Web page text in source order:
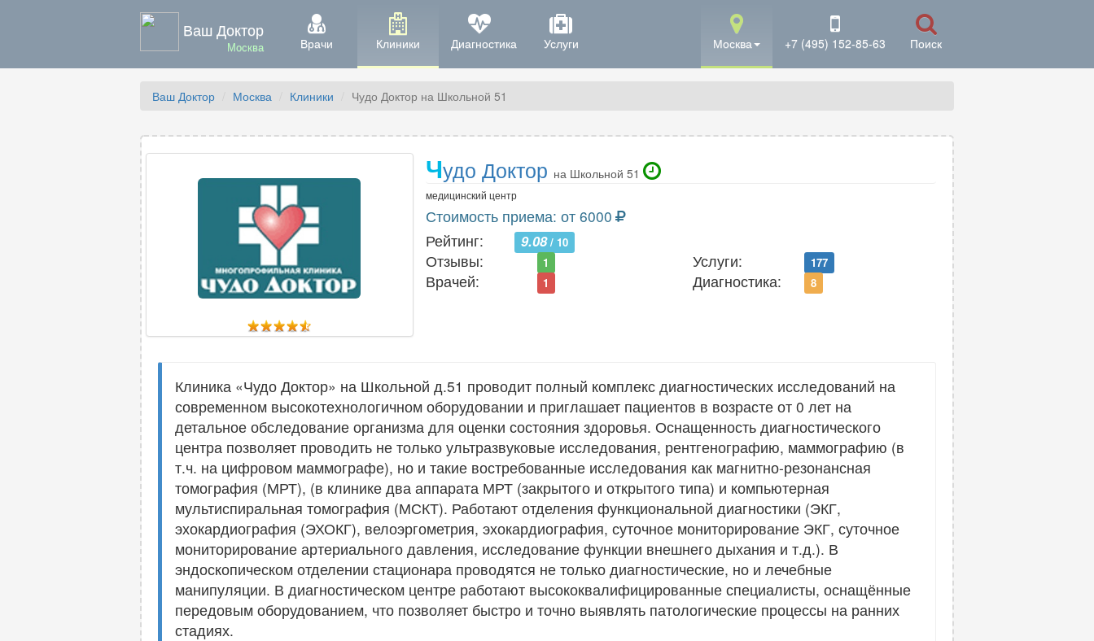
Ваш Доктор
Москва Врачи Клиники Диагностика Услуги Москва +7 (495) 152-85-63 Поиск
Ваш Доктор Москва Клиники Чудо Доктор на Школьной 51
Чудо Доктор на Школьной 51
медицинский центр
Стоимость приема: от 6000
Рейтинг:
9.08/ 10
Отзывы: 1 Услуги: 177
Врачей: 1 Диагностика: 8
Клиника «Чудо Доктор» на Школьной д.51 проводит полный комплекс диагностических исследований на
современном высокотехнологичном оборудовании и приглашает пациентов в возрасте от 0 лет на
детальное обследование организма для оценки состояния здоровья. Оснащенность диагностического
центра позволяет проводить не только ультразвуковые исследования, рентгенографию, маммографию (в
т.ч. на цифровом маммографе), но и такие востребованные исследования как магнитно-резонансная
томография (МРТ), (в клинике два аппарата МРТ (закрытого и открытого типа) и компьютерная
мультиспиральная томография (МСКТ). Работают отделения функциональной диагностики (ЭКГ,
эхокардиография (ЭХОКГ), велоэргометрия, эхокардиография, суточное мониторирование ЭКГ, суточное
мониторирование артериального давления, исследование функции внешнего дыхания и т.д.). В
эндоскопическом отделении стационара проводятся не только диагностические, но и лечебные
манипуляции. В диагностическом центре работают высококвалифицированные специалисты, оснащённые
передовым оборудованием, что позволяет быстро и точно выявлять патологические процессы на ранних
стадиях.